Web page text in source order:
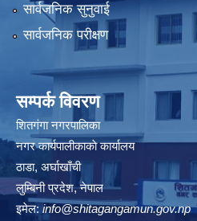
सार्वजनिक सुनुवाई
सार्वजनिक परीक्षण
सम्पर्क विवरण
शितगंगा नगरपालिका
नगर कार्यपालीकाकाे कार्यालय
ठाडा, अर्घाखाँची
लुम्बिनी प्रदेश, नेपाल
इमेल: info@shitagangamun.gov.np